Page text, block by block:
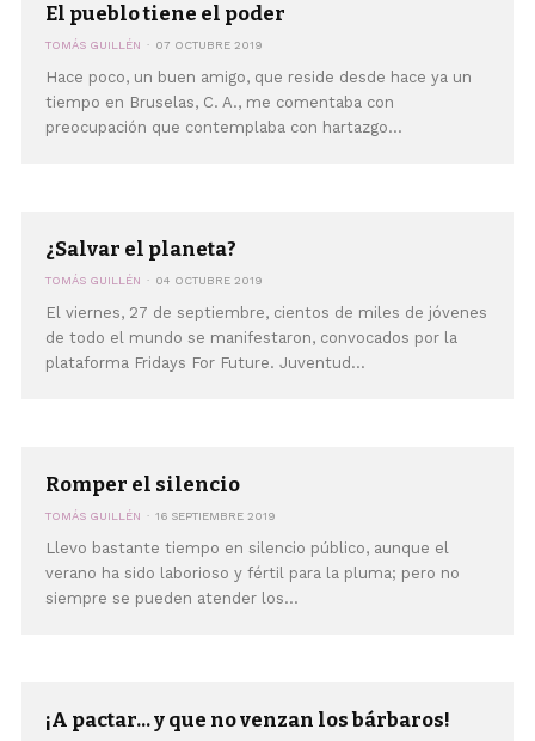
El pueblo tiene el poder
TOMÁS GUILLÉN 07 OCTUBRE 2019
Hace poco, un buen amigo, que reside desde hace ya un
tiempo en Bruselas, C. A., me comentaba con
preocupación que contemplaba con hartazgo...
¿Salvar el planeta?
TOMÁS GUILLÉN 04 OCTUBRE 2019
El viernes, 27 de septiembre, cientos de miles de jóvenes
de todo el mundo se manifestaron, convocados por la
plataforma Fridays For Future. Juventud...
Romper el silencio
TOMÁS GUILLÉN 16 SEPTIEMBRE 2019
Llevo bastante tiempo en silencio público, aunque el
verano ha sido laborioso y fértil para la pluma; pero no
siempre se pueden atender los...
¡A pactar... y que no venzan los bárbaros!